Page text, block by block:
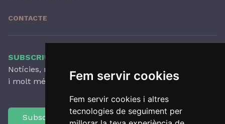
Fem servir cookies
Fem servir cookies i altres
tecnologies de seguiment per
CONTACTE
SUBSCRIU-TE AL NOSTRE BUTLLETÍ
Notícies, novetats destacades, articles, activitats
i molt més, amb periodicitat trimestral.
Subscriu-te